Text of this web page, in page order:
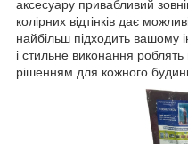
аксесуару привабливий
колірних відтінків дає
найбільш підходить вашому
і стильне виконання
рішенням для кожного